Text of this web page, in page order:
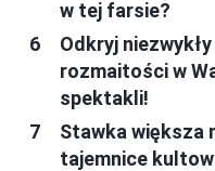
w tej farsie?
Odkryj
rozmaitości w
spektakli!
Stawka większa
tajemnice